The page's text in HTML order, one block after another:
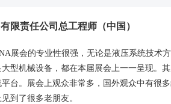
限责任公司总工程师（中国）
展会的专业性很强，无论是液压系统技术
型机械设备，都在本届展会上一一呈现。
台。展会上观众非常多，国外观众中有很
到了很多老朋友。